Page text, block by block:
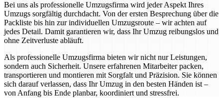
Bei uns als professionelle Umzugsfirma wird jeder Aspekt Ihres
Umzugs sorgfältig durchdacht. Von der ersten Besprechung über die
Packliste bis hin zur individuellen Umzugsroute – wir achten auf
jedes Detail. Damit garantieren wir, dass Ihr Umzug reibungslos und
ohne Zeitverluste abläuft.
Als professionelle Umzugsfirma bieten wir nicht nur Leistungen,
sondern auch Sicherheit. Unsere erfahrenen Mitarbeiter packen,
transportieren und montieren mit Sorgfalt und Präzision. Sie können
sich darauf verlassen, dass Ihr Umzug in den besten Händen ist –
von Anfang bis Ende planbar, koordiniert und stressfrei.